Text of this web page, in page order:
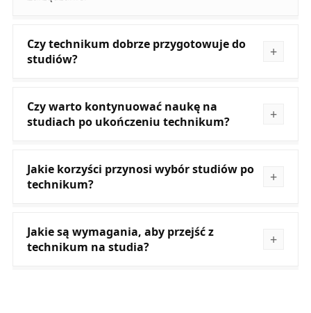
Czy technikum dobrze przygotowuje do
studiów?
Czy warto kontynuować naukę na
studiach po ukończeniu technikum?
Jakie korzyści przynosi wybór studiów po
technikum?
Jakie są wymagania, aby przejść z
technikum na studia?